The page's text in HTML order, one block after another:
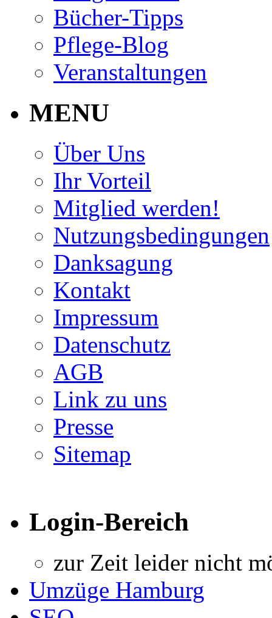
Bücher-Tipps
Pflege-Blog
Veranstaltungen
MENU
Über Uns
Ihr Vorteil
Mitglied werden!
Nutzungsbedingungen
Danksagung
Kontakt
Impressum
Datenschutz
AGB
Link zu uns
Presse
Sitemap
Login-Bereich
zur Zeit leider nicht
Umzüge Hamburg